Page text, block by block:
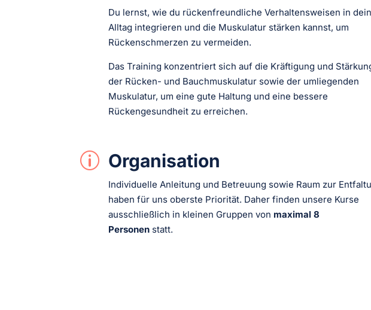
Du lernst, wie du rückenfreundliche Verhaltensweisen in
Alltag integrieren und die Muskulatur stärken kannst, um
Rückenschmerzen zu vermeiden.
Das Training konzentriert sich auf die Kräftigung und
der Rücken- und Bauchmuskulatur sowie der umliegenden
Muskulatur, um eine gute Haltung und eine bessere
Rückengesundheit zu erreichen.
p Organisation
Individuelle Anleitung und Betreuung sowie Raum zur
haben für uns oberste Priorität. Daher finden unsere Kurse
ausschließlich in kleinen Gruppen von maximal 8
Personen statt.